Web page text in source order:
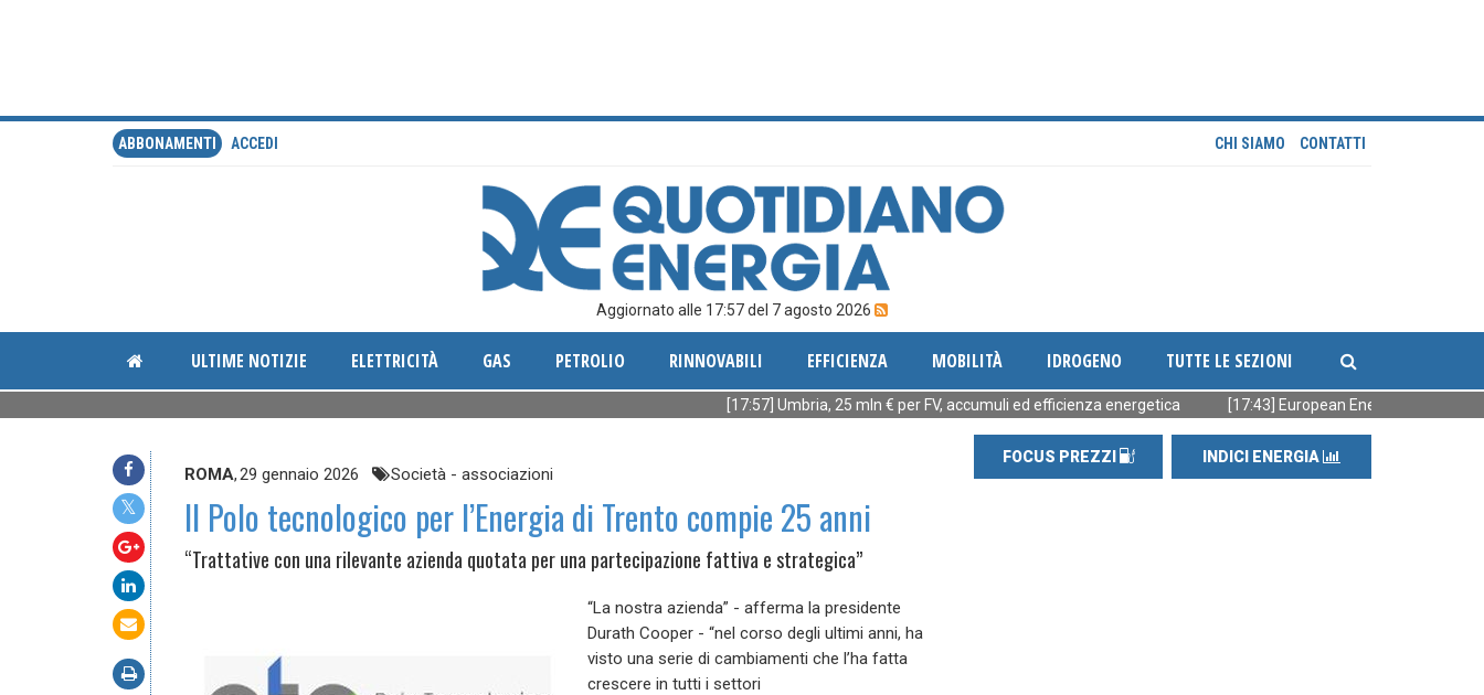
ABBONAMENTI ACCEDI CHI SIAMO CONTATTI
Aggiornato alle 17:57 del 7 agosto 2026
ULTIME NOTIZIE ELETTRICITÀ GAS PETROLIO RINNOVABILI EFFICIENZA MOBILITÀ IDROGENO TUTTE LE SEZIONI
[17:57] Umbria, 25 mln € per FV, accumuli ed efficienza energetica [17:43] European Energy vende 90 MW FV
ROMA,29 gennaio 2026 Società - associazioni
Il Polo tecnologico per l’Energia di Trento compie 25 anni
“Trattative con una rilevante azienda quotata per una partecipazione fattiva e strategica”
“La nostra azienda” - afferma la presidente
Durath Cooper - “nel corso degli ultimi anni, ha
visto una serie di cambiamenti che l’ha fatta
crescere in tutti i settori
FOCUS PREZZI INDICI ENERGIA